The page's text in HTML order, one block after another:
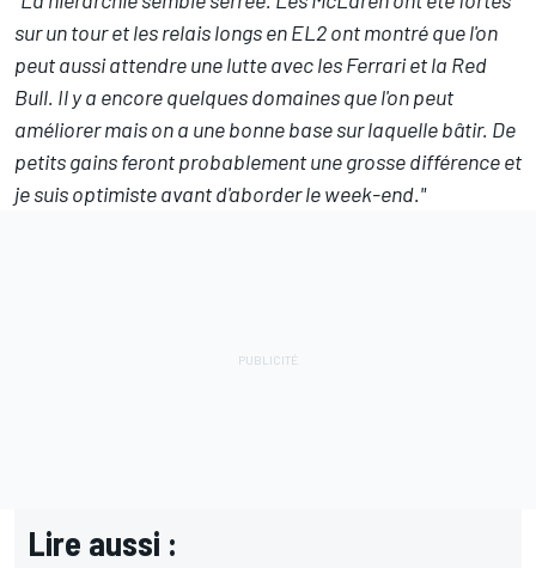
sur un tour et les relais longs en EL2 ont montré que l'on
peut aussi attendre une lutte avec lesFerrariet la Red
Bull. Il y a encore quelques domaines que l'on peut
améliorer mais on a une bonne base sur laquelle bâtir. De
petits gains feront probablement une grosse différence et
je suis optimiste avant d'aborder le week-end."
Lire aussi :